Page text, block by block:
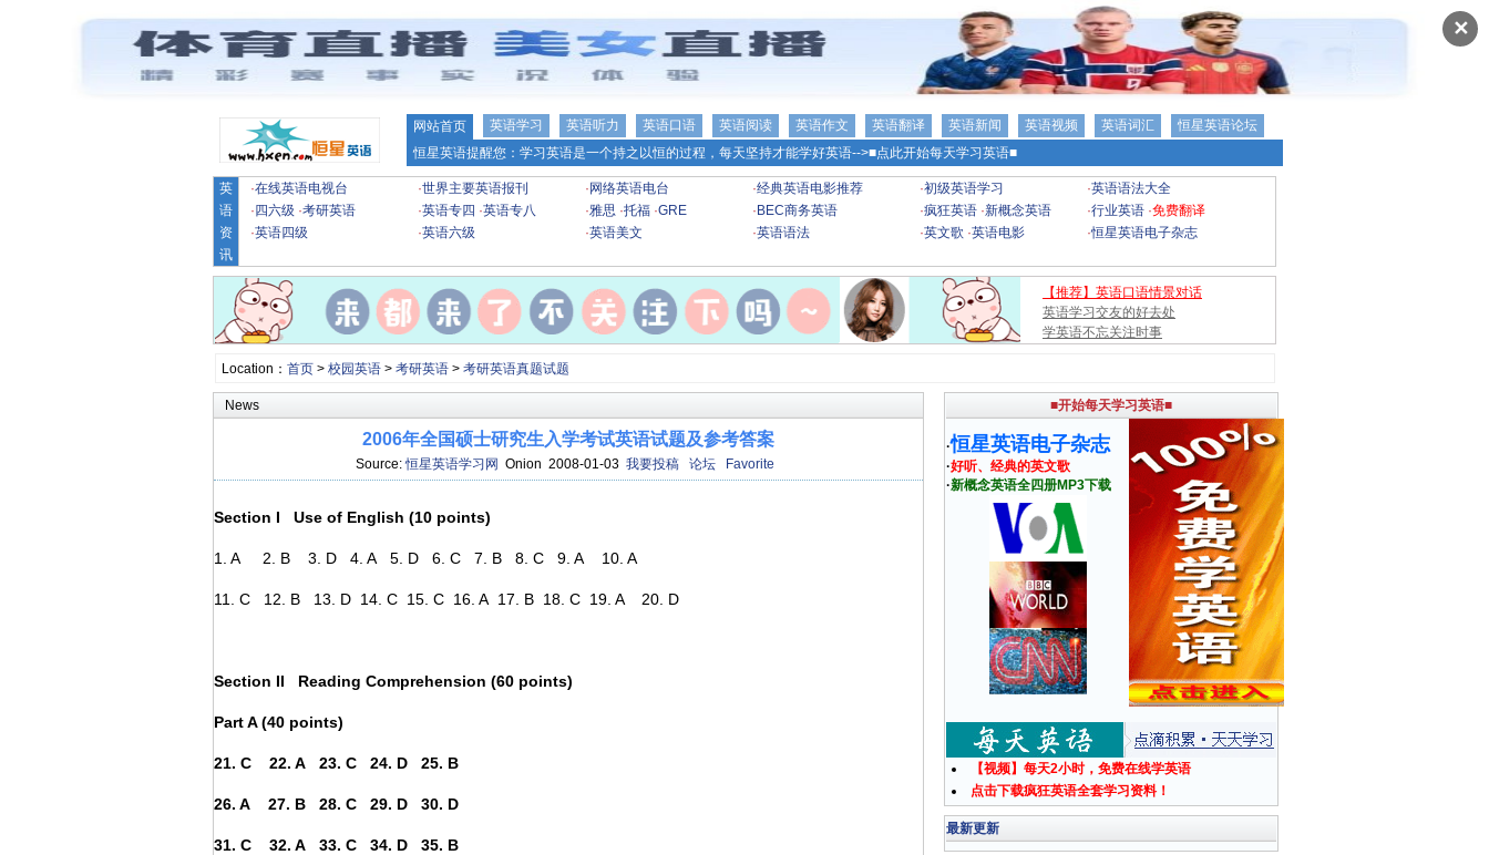
✕
网站首页 英语学习 英语听力 英语口语 英语阅读 英语作文 英语翻译 英语新闻 英语视频 英语词汇
恒星英语论坛
恒星英语提醒您：学习英语是一个持之以恒的过程，每天坚持才能学好英语-->■点此开始每天学习英语■
英
语
资
讯
·在线英语电视台 ·世界主要英语报刊 · 网络英语电台 ·经典英语电影推荐 ·初级英语学习 ·英语语法大全
· 四六级 ·考研英语 ·英语专四 ·英语专八 ·雅思 ·托福 ·GRE · BEC商务英语 ·疯狂英语 ·新概念英语 ·行业英语 ·免费翻译
·英语四级 ·英语六级 ·英语美文 ·英语语法 ·英文歌 ·英语电影 ·恒星英语电子杂志
【推荐】英语口语情景对话
英语学习交友的好去处
学英语不忘关注时事
Location： 首页> 校园英语> 考研英语> 考研英语真题试题
News
2006年全国硕士研究生入学考试英语试题及参考答案
Source:恒星英语学习网 Onion 2008-01-03 我要投稿 论坛 Favorite
Section I Use of English (10 points)
1. A 2. B 3. D 4. A 5. D 6. C 7. B 8. C 9. A 10. A
11. C 12. B 13. D 14. C 15. C 16. A 17. B 18. C 19. A 20. D
Section II Reading Comprehension (60 points)
Part A (40 points)
21. C 22. A 23. C 24. D 25. B
26. A 27. B 28. C 29. D 30. D
31. C 32. A 33. C 34. D 35. B
■开始每天学习英语■
·恒星英语电子杂志
·好听、经典的英文歌
·新概念英语全四册MP3下载
【视频】每天2小时，免费在线学英语
点击下载疯狂英语全套学习资料！
最新更新